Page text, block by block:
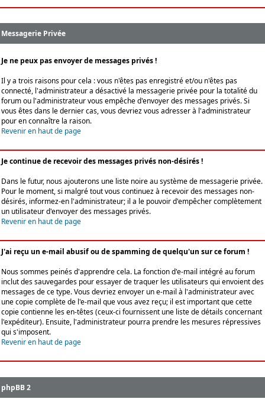
Messagerie Privée
Je ne peux pas envoyer de messages privés !
Il y a trois raisons pour cela : vous n'êtes pas enregistré et/ou n'êtes pas
connecté, l'administrateur a désactivé la messagerie privée pour la totalité du
forum ou l'administrateur vous empêche d'envoyer des messages privés. Si
vous êtes dans le dernier cas, vous devriez vous adresser à l'administrateur
pour en connaître la raison.
Revenir en haut de page
Je continue de recevoir des messages privés non-désirés !
Dans le futur, nous ajouterons une liste noire au système de messagerie privée.
Pour le moment, si malgré tout vous continuez à recevoir des messages non-
désirés, informez-en l'administrateur; il a le pouvoir d'empêcher complètement
un utilisateur d'envoyer des messages privés.
Revenir en haut de page
J'ai reçu un e-mail abusif ou de spamming de quelqu'un sur ce forum !
Nous sommes peinés d'apprendre cela. La fonction d'e-mail intégré au forum
inclut des sauvegardes pour essayer de traquer les utilisateurs qui envoient des
messages de ce type. Vous devriez envoyer un e-mail à l'administrateur avec
une copie complète de l'e-mail que vous avez reçu; il est important que cette
copie contienne les en-têtes (ceux-ci fournissent une liste de détails concernant
l'expéditeur). Ensuite, l'administrateur pourra prendre les mesures répressives
qui s'imposent.
Revenir en haut de page
phpBB 2